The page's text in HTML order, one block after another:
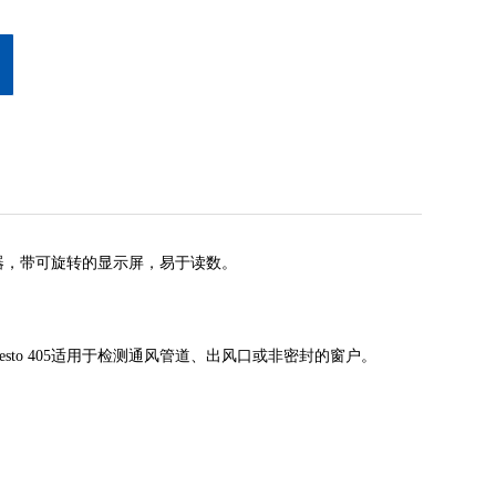
带可旋转的显示屏，易于读数。
405适用于检测通风管道、出风口或非密封的窗户。